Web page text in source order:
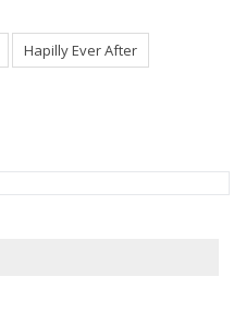
Hapilly Ever After